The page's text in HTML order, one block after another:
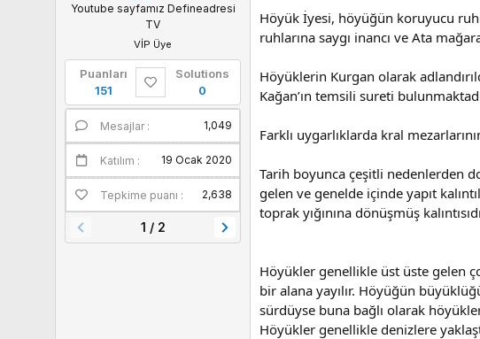
n
i
Youtube sayfamız Defineadresi
TV
VİP Üye
Puanları
151
Solutions
0
Mesajlar 1,049
Katılım 19 Ocak 2020
Tepkime puanı 2,638
1 / 2
Höyük İyesi, höyüğün koruyucu
ruhlarına saygı inancı ve Ata
Höyüklerin Kurgan olarak
Kağan’ın temsili sureti
Farklı uygarlıklarda kral
Tarih boyunca çeşitli nedenlerden
gelen ve genelde içinde yapıt
toprak yığınına dönüşmüş
Höyükler genellikle üst üste gelen
bir alana yayılır. Höyüğün
sürdüyse buna bağlı olarak
Höyükler genellikle denizlere